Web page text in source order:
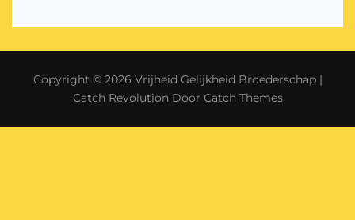
Ideaal
Copyright © 2026 Vrijheid Gelijkheid Broederschap |
Catch Revolution Door Catch Themes